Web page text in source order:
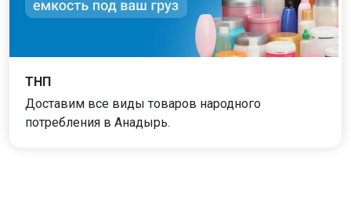
ТНП
Доставим все виды товаров народного
потребления в Анадырь.